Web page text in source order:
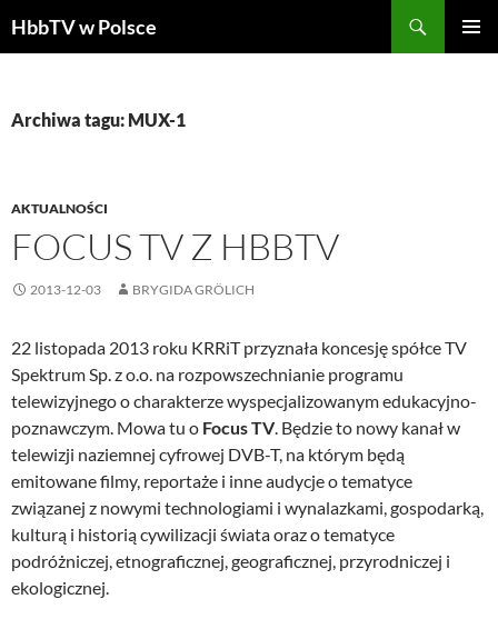
HbbTV w Polsce
Archiwa tagu: MUX-1
AKTUALNOŚCI
FOCUS TV Z HBBTV
2013-12-03 BRYGIDA GRÖLICH
22 listopada 2013 roku KRRiT przyznała koncesję spółce TV
Spektrum Sp. z o.o. na rozpowszechnianie programu
telewizyjnego o charakterze wyspecjalizowanym edukacyjno-
poznawczym. Mowa tu o Focus TV. Będzie to nowy kanał w
telewizji naziemnej cyfrowej DVB-T, na którym będą
emitowane filmy, reportaże i inne audycje o tematyce
związanej z nowymi technologiami i wynalazkami, gospodarką,
kulturą i historią cywilizacji świata oraz o tematyce
podróżniczej, etnograficznej, geograficznej, przyrodniczej i
ekologicznej.